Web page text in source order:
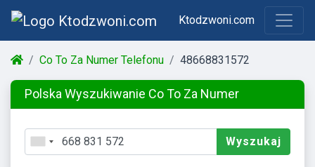
Ktodzwoni.com
Co To Za Numer Telefonu 48668831572
Polska Wyszukiwanie Co To Za Numer
Wyszukaj